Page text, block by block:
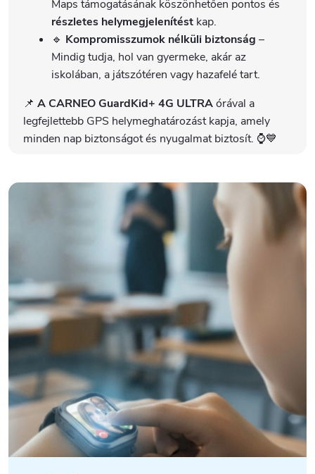
Maps támogatásának köszönhetően pontos és
részletes helymegjelenítést kap.
🔹 Kompromisszumok nélküli biztonság –
Mindig tudja, hol van gyermeke, akár az
iskolában, a játszótéren vagy hazafelé tart.
📌A CARNEO GuardKid+ 4G ULTRAórával a
legfejlettebb GPS helymeghatározást kapja, amely
minden nap biztonságot és nyugalmat biztosít. ⌚💙